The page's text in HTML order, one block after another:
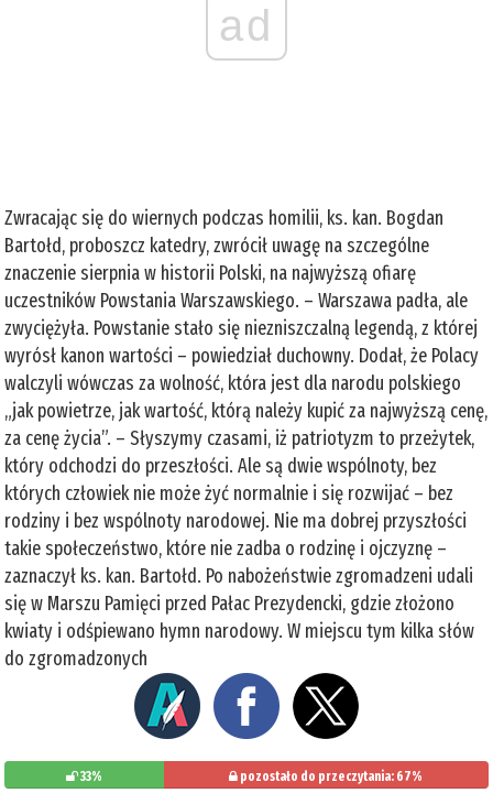
ad
Zwracając się do wiernych podczas homilii, ks. kan. Bogdan
Bartołd, proboszcz katedry, zwrócił uwagę na szczególne
znaczenie sierpnia w historii Polski, na najwyższą ofiarę
uczestników Powstania Warszawskiego. – Warszawa padła, ale
zwyciężyła. Powstanie stało się niezniszczalną legendą, z której
wyrósł kanon wartości – powiedział duchowny. Dodał, że Polacy
walczyli wówczas za wolność, która jest dla narodu polskiego
„jak powietrze, jak wartość, którą należy kupić za najwyższą cenę,
za cenę życia”. – Słyszymy czasami, iż patriotyzm to przeżytek,
który odchodzi do przeszłości. Ale są dwie wspólnoty, bez
których człowiek nie może żyć normalnie i się rozwijać – bez
rodziny i bez wspólnoty narodowej. Nie ma dobrej przyszłości
takie społeczeństwo, które nie zadba o rodzinę i ojczyznę –
zaznaczył ks. kan. Bartołd. Po nabożeństwie zgromadzeni udali
się w Marszu Pamięci przed Pałac Prezydencki, gdzie złożono
kwiaty i odśpiewano hymn narodowy. W miejscu tym kilka słów
do zgromadzonych
33% pozostało do przeczytania: 67%